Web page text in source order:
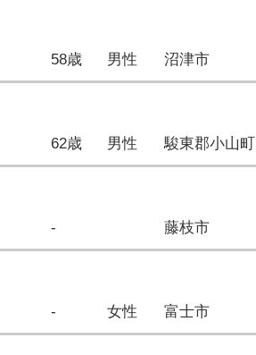
58歳 男性 沼津市
62歳 男性 駿東郡小山町
- 藤枝市
- 女性 富士市